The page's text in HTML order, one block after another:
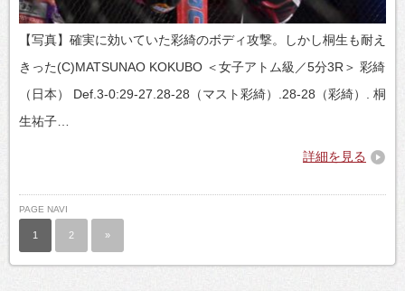
【写真】確実に効いていた彩綺のボディ攻撃。しかし桐生も耐え
きった(C)MATSUNAO KOKUBO ＜女子アトム級／5分3R＞ 彩綺
（日本） Def.3-0:29-27.28-28（マスト彩綺）.28-28（彩綺）. 桐
生祐子…
詳細を見る
PAGE NAVI
1 2 »